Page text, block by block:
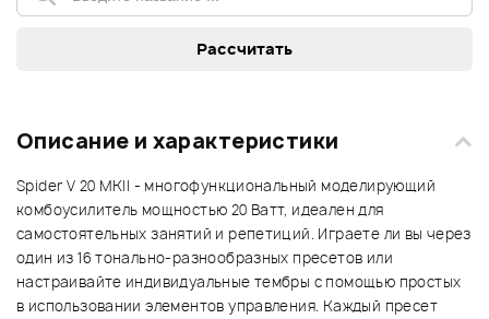
Описание и характеристики
Spider V 20 MKII - многофункциональный моделирующий
комбоусилитель мощностью 20 Ватт, идеален для
самостоятельных занятий и репетиций. Играете ли вы через
один из 16 тонально-разнообразных пресетов или
настраивайте индивидуальные тембры с помощью простых
в использовании элементов управления. Каждый пресет